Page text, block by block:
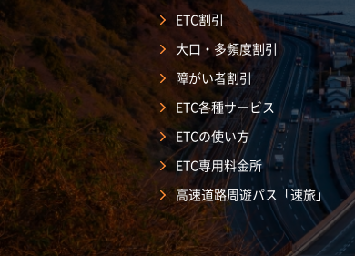
ETC割引
大口・多頻度割引
障がい者割引
ETC各種サービス
ETCの使い方
ETC専用料金所
高速道路周遊パス「速旅」